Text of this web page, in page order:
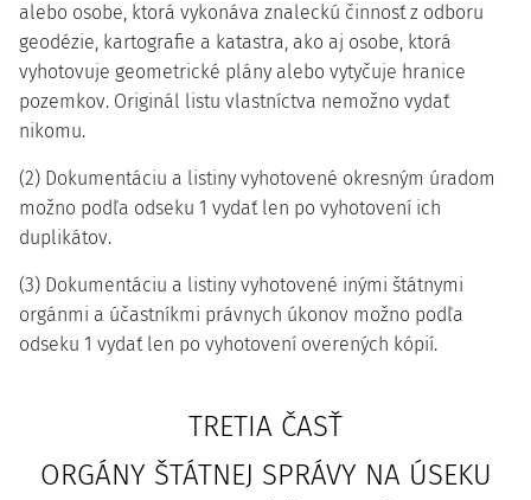
alebo osobe, ktorá vykonáva znaleckú činnosť z odboru
geodézie, kartografie a katastra, ako aj osobe, ktorá
vyhotovuje geometrické plány alebo vytyčuje hranice
pozemkov. Originál listu vlastníctva nemožno vydať
nikomu.
(2) Dokumentáciu a listiny vyhotovené okresným úradom
možno podľa odseku 1 vydať len po vyhotovení ich
duplikátov.
(3) Dokumentáciu a listiny vyhotovené inými štátnymi
orgánmi a účastníkmi právnych úkonov možno podľa
odseku 1 vydať len po vyhotovení overených kópií.
TRETIA ČASŤ
ORGÁNY ŠTÁTNEJ SPRÁVY NA ÚSEKU